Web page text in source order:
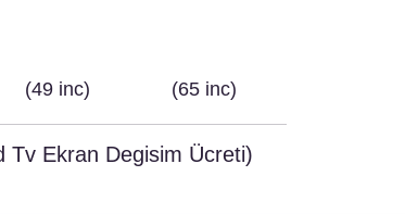
(49 inc) (65 inc)
Tv Ekran Degisim Ücreti)